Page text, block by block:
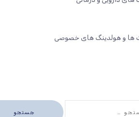
ها و هولدینگ های خصوصی